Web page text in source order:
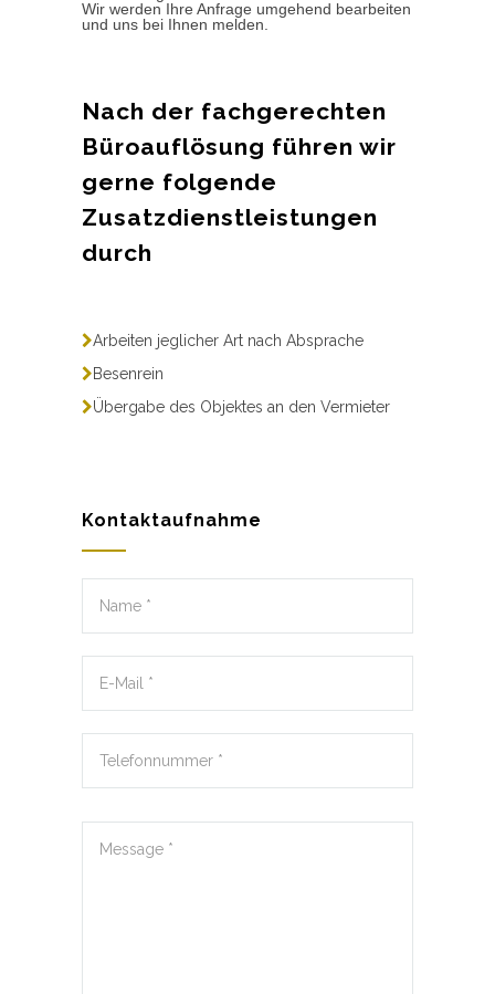
Wir werden Ihre Anfrage umgehend bearbeiten
und uns bei Ihnen melden.
Nach der fachgerechten
Büroauflösung führen wir
gerne folgende
Zusatzdienstleistungen
durch
Arbeiten jeglicher Art nach Absprache
Besenrein
Übergabe des Objektes an den Vermieter
Kontaktaufnahme